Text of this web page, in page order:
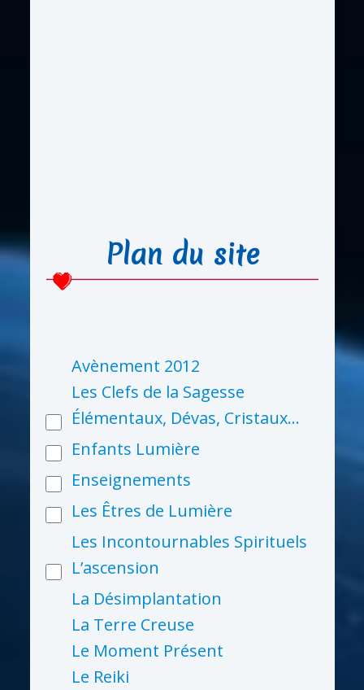
Plan du site
Avènement 2012
Les Clefs de la Sagesse
Élémentaux, Dévas, Cristaux…
Enfants Lumière
Enseignements
Les Êtres de Lumière
Les Incontournables Spirituels
L’ascension
La Désimplantation
La Terre Creuse
Le Moment Présent
Le Reiki